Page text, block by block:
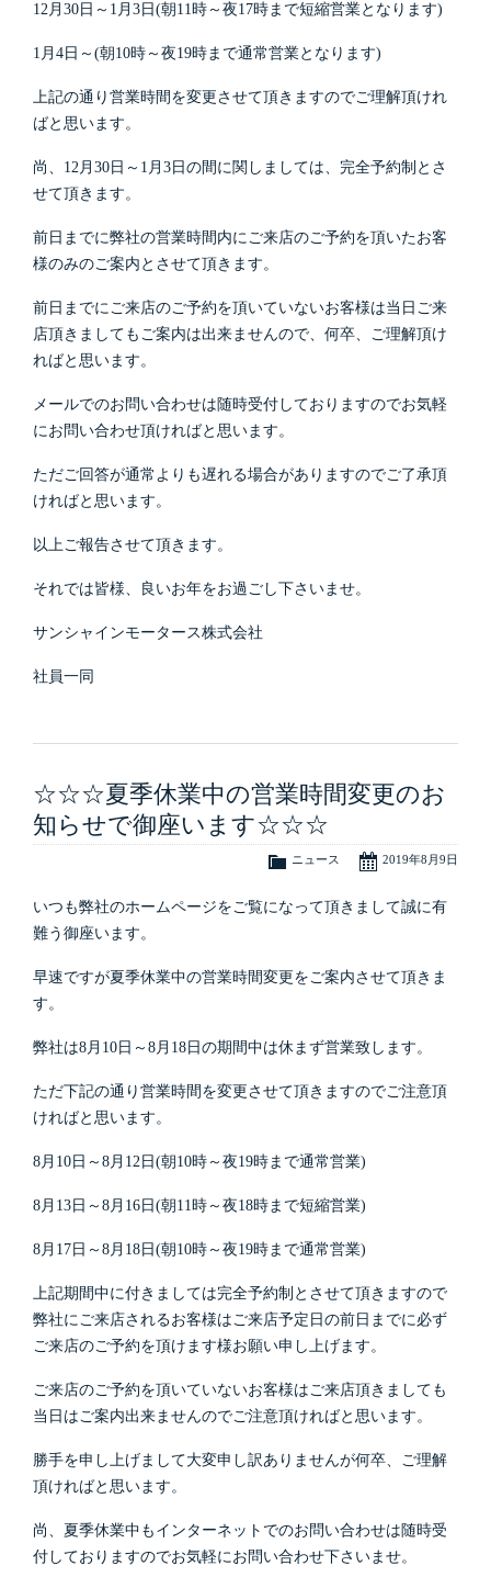
12月30日～1月3日(朝11時～夜17時まで短縮営業となります)
1月4日～(朝10時～夜19時まで通常営業となります)
上記の通り営業時間を変更させて頂きますのでご理解頂けれ
ばと思います。
尚、12月30日～1月3日の間に関しましては、完全予約制とさ
せて頂きます。
前日までに弊社の営業時間内にご来店のご予約を頂いたお客
様のみのご案内とさせて頂きます。
前日までにご来店のご予約を頂いていないお客様は当日ご来
店頂きましてもご案内は出来ませんので、何卒、ご理解頂け
ればと思います。
メールでのお問い合わせは随時受付しておりますのでお気軽
にお問い合わせ頂ければと思います。
ただご回答が通常よりも遅れる場合がありますのでご了承頂
ければと思います。
以上ご報告させて頂きます。
それでは皆様、良いお年をお過ごし下さいませ。
サンシャインモータース株式会社
社員一同
☆☆☆夏季休業中の営業時間変更のお
知らせで御座います☆☆☆
2019年8月9日
ニュース
いつも弊社のホームページをご覧になって頂きまして誠に有
難う御座います。
早速ですが夏季休業中の営業時間変更をご案内させて頂きま
す。
弊社は8月10日～8月18日の期間中は休まず営業致します。
ただ下記の通り営業時間を変更させて頂きますのでご注意頂
ければと思います。
8月10日～8月12日(朝10時～夜19時まで通常営業)
8月13日～8月16日(朝11時～夜18時まで短縮営業)
8月17日～8月18日(朝10時～夜19時まで通常営業)
上記期間中に付きましては完全予約制とさせて頂きますので
弊社にご来店されるお客様はご来店予定日の前日までに必ず
ご来店のご予約を頂けます様お願い申し上げます。
ご来店のご予約を頂いていないお客様はご来店頂きましても
当日はご案内出来ませんのでご注意頂ければと思います。
勝手を申し上げまして大変申し訳ありませんが何卒、ご理解
頂ければと思います。
尚、夏季休業中もインターネットでのお問い合わせは随時受
付しておりますのでお気軽にお問い合わせ下さいませ。